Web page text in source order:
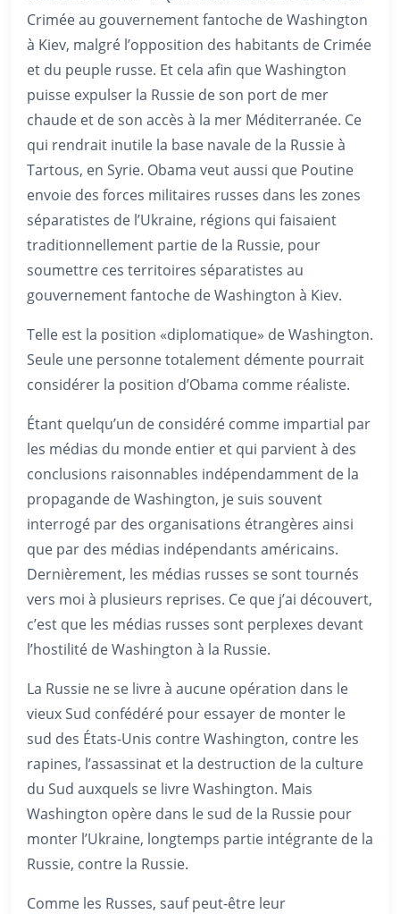
Crimée au gouvernement fantoche de Washington
à Kiev, malgré l’opposition des habitants de Crimée
et du peuple russe. Et cela afin que Washington
puisse expulser la Russie de son port de mer
chaude et de son accès à la mer Méditerranée. Ce
qui rendrait inutile la base navale de la Russie à
Tartous, en Syrie. Obama veut aussi que Poutine
envoie des forces militaires russes dans les zones
séparatistes de l’Ukraine, régions qui faisaient
traditionnellement partie de la Russie, pour
soumettre ces territoires séparatistes au
gouvernement fantoche de Washington à Kiev.
Telle est la position «diplomatique» de Washington.
Seule une personne totalement démente pourrait
considérer la position d’Obama comme réaliste.
Étant quelqu’un de considéré comme impartial par
les médias du monde entier et qui parvient à des
conclusions raisonnables indépendamment de la
propagande de Washington, je suis souvent
interrogé par des organisations étrangères ainsi
que par des médias indépendants américains.
Dernièrement, les médias russes se sont tournés
vers moi à plusieurs reprises. Ce que j’ai découvert,
c’est que les médias russes sont perplexes devant
l’hostilité de Washington à la Russie.
La Russie ne se livre à aucune opération dans le
vieux Sud confédéré pour essayer de monter le
sud des États-Unis contre Washington, contre les
rapines, l’assassinat et la destruction de la culture
du Sud auxquels se livre Washington. Mais
Washington opère dans le sud de la Russie pour
monter l’Ukraine, longtemps partie intégrante de la
Russie, contre la Russie.
Comme les Russes, sauf peut-être leur